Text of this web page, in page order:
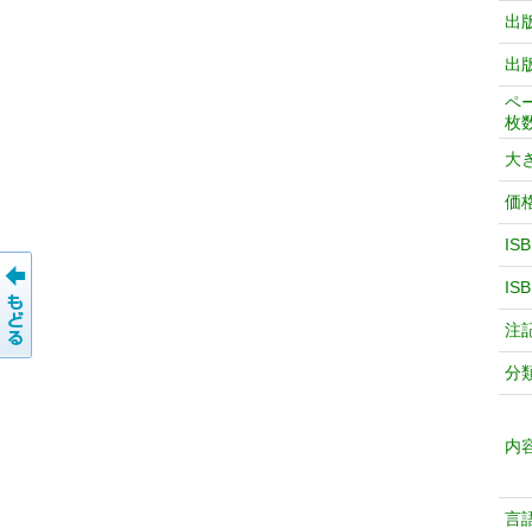
出
出
ペ
枚
大
価
注
分
内
言